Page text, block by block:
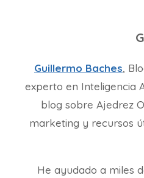
Guillermo Baches,
experto en Inteligencia
blog sobre Ajedrez
marketing y recursos
He ayudado a miles